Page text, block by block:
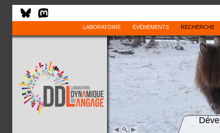
LABORATOIRE ÉVÈNEMENTS RECHERCHE